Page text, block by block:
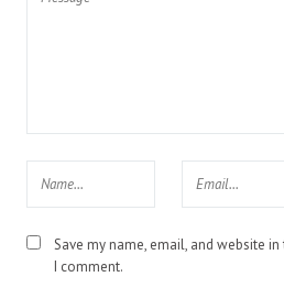
Save my name, email, and website
I comment.